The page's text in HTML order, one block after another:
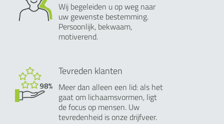
Wij begeleiden u op weg naar
uw gewenste bestemming.
Persoonlijk, bekwaam,
motiverend.
Tevreden klanten
Meer dan alleen een lid: als het
gaat om lichaamsvormen, ligt
de focus op mensen. Uw
tevredenheid is onze drijfveer.